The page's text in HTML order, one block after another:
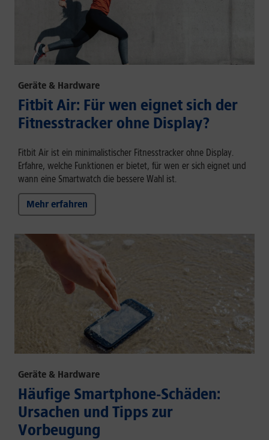
Geräte & Hardware
Fitbit Air: Für wen eignet sich der
Fitnesstracker ohne Display?
Fitbit Air ist ein minimalistischer Fitnesstracker ohne Display.
Erfahre, welche Funktionen er bietet, für wen er sich eignet und
wann eine Smartwatch die bessere Wahl ist.
Mehr erfahren
Geräte & Hardware
Häufige Smartphone-Schäden:
Ursachen und Tipps zur
Vorbeugung